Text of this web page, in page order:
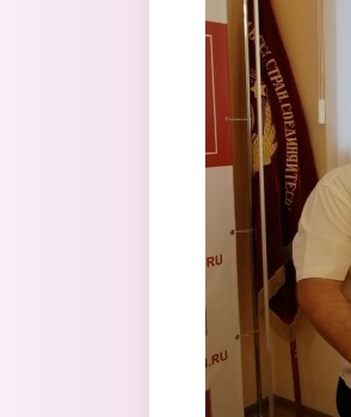
Перейти к основному содержанию